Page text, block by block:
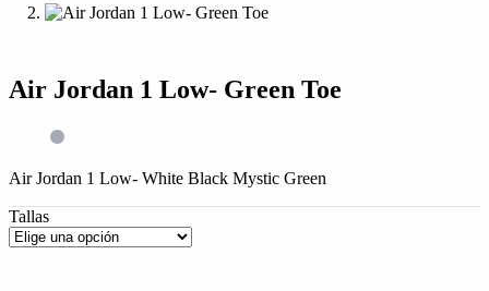
Air Jordan 1 Low- Green Toe
Air Jordan 1 Low- White Black Mystic Green
Tallas